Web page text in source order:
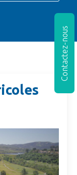
Contactez-nous